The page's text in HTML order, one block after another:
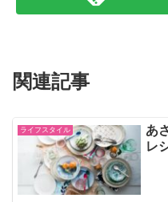
関連記事
ライフスタイル
あ
レ